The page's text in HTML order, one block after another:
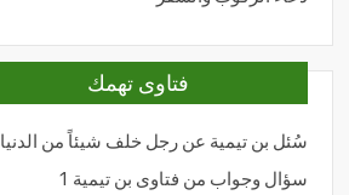
فتاوى تهمك
سُئل بن تيمية عن رجل خلف شيئاً من الدنيا
سؤال وجواب من فتاوى بن تيمية 1